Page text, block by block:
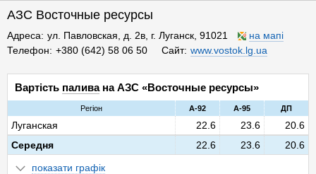
АЗС Восточные ресурсы
Адреса ул. Павловская, д. 2в, г. Луганск, 91021
на мапі
Телефон
+380 (642) 58 06 50 Сайт www.vostok.lg.ua
Вартість паливана АЗС «Восточные ресурсы»
Регіон A-92 A-95 ДП
Середня 22.6 23.6 20.6
Луганская 22.6 23.6 20.6
показати графік